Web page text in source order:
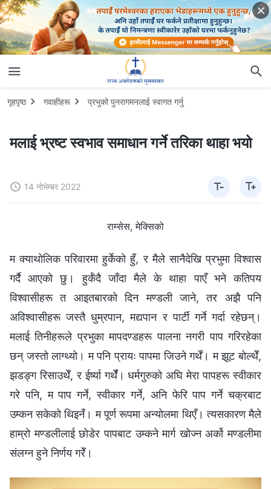
गृहपृष्ठ गवाहीहरू प्रभुको पुनरागमनलाई स्वागत गर्नु
मलाई भ्रष्ट स्वभाव समाधान गर्ने तरिका थाहा भयो
14 नोभेम्बर 2022
राम्सेस, मेक्सिको
म क्याथोलिक परिवारमा हुर्केको हुँ, र मैले सानैदेखि प्रभुमा विश्‍वास
गर्दै आएको छु। हुर्कँदै जाँदा मैले के थाहा पाएँ भने कतिपय
विश्‍वासीहरू त आइतबारको दिन मण्डली जाने, तर अझै पनि
अविश्वासीहरू जस्तै धुम्रपान, मद्यपान र पार्टी गर्ने गर्दा रहेछन्।
मलाई तिनीहरूले प्रभुका मापदण्डहरू पालना नगरी पाप गरिरहेका
छन् जस्तो लाग्थ्यो। म पनि प्रायः पापमा जिउने गर्थें। म झूट बोल्थेँ,
झडङ्ग रिसाउथेँ, र ईर्ष्या गर्थेँ। धर्मगुरुको अघि मेरा पापहरू स्वीकार
गरे पनि, म पाप गर्ने, स्वीकार गर्ने, अनि फेरि पाप गर्ने चक्रबाट
उम्कन सकेको थिइनँ। म पूर्ण रूपमा अन्योलमा थिएँ। त्यसकारण मैले
हाम्रो मण्डलीलाई छोडेर पापबाट उम्कने मार्ग खोज्‍न अर्को मण्डलीमा
संलग्‍न हुने निर्णय गरेँ।